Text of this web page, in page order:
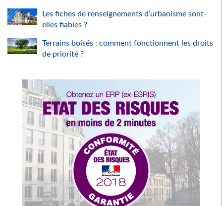
Les fiches de renseignements d’urbanisme sont-
elles fiables ?
Terrains boisés : comment fonctionnent les droits
de priorité ?